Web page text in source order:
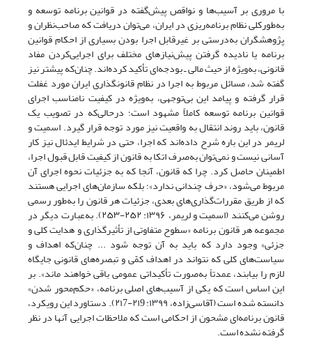
با مروری بر آسیب‌ها و نواقص پیش‌گفته در قوانین برنامه توسعه و
به‌طور‌کلی‌ نظام برنامه‌ریزی در ایران، می‌توان دریافت که صاحب‌نظران و
پژوهشگران به‌درستی بر غیرقابل اجرا بودن بسیاری از احکام قوانین
برنامه یا نادیده‌ گرفتن پیش‌نیازهای مختلف برای اجرایی‌کردن مفاد
قانونی، به‌ویژه از حیث مالی ـ بودجه‌ای‌ تأکید کرده‌اند. چنان‌که پیشتر نیز
گفته شد، مسائل مربوط به اجرا در نظام قانونگذاری ایران مورد غفلت
قرار گرفته و پیامد این بی‌توجهی، به‌ویژه در کیفیت نامناسب اجرای
قوانین برنامه توسعه‌ کاملاً مشهود است؛ در‌حالی‌که در تصویب یک
قانون، باید روند انتقال به واقعیت نیز مورد توجه قرار گیرد. اسمیت و
لریمر در این باره شرح داده‌اند که اجرا، حتی در شرایط ایدئال نیز کار
آسانی نیست و نمی‌توان به‌صرف اتکا به قانون از کیفیت قابل قبول اجرا،
اطمینان حاصل کرد. چرا که قانون، آنجا که به جزئیات نحوه اجرای آن
مربوط می‌شود،‌ «حرف چندانی ندارد»؛ بلکه سازمان‌های اجرایی هستند
که از طریق مقررات‌گذاری‌های بعدی، جزئیات هر قانون را به‌طور رسمی
روشن می‌کنند (اسمیت و لریمر، ۱۳۹۶: ۲۵۲-۲۵۳). به‌عبارت دیگر در
مجموعه هر قانون برنامه «سطوح متفاوتی از تأثیرگذاری و هدایت کلی و
جزئی» وجود دارد که باید به آن توجه شود ... چنان‌که اهداف و
سیاست‌های کلی که نتواند در اهداف کمّی و تبصره‌های قانونی جایگاه
لازم را بیابند، عمدتاً به‌صورت تأکیداتی عمومی باقی خواهند ماند». بر
این اساس است که یکی از آسیب‌های اصلی برنامه، «حکم‌محور شدن»
دانسته شده است (آقاسی‌زاده، ۱۳۹۹: ۲۱9-۲۱7). دستاورد این رویکرد،
قانون برنامه‌ای مشحون از احکامی است که ملاحظات اجرایی آنها در نظر
گرفته نشده است.